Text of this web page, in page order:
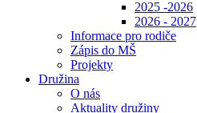
2025 -2026
2026 - 2027
Informace pro rodiče
Zápis do MŠ
Projekty
Družina
O nás
Aktuality družiny